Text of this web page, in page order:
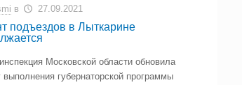
в 27.09.2021
подъездов в Лыткарине
Московской области обновила
выполнения губернаторской программы